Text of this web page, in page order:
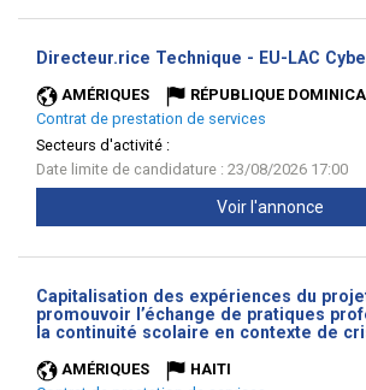
Directeur.rice Technique - EU-LAC
AMÉRIQUES
RÉPUBLIQUE
Contrat de prestation de services
Secteurs d'activité :
Date limite de candidature : 23/08/2026 17:00
Voir l'annonce
Capitalisation des expériences du
promouvoir l’échange de pratiques
la continuité scolaire en contexte de
AMÉRIQUES
HAITI